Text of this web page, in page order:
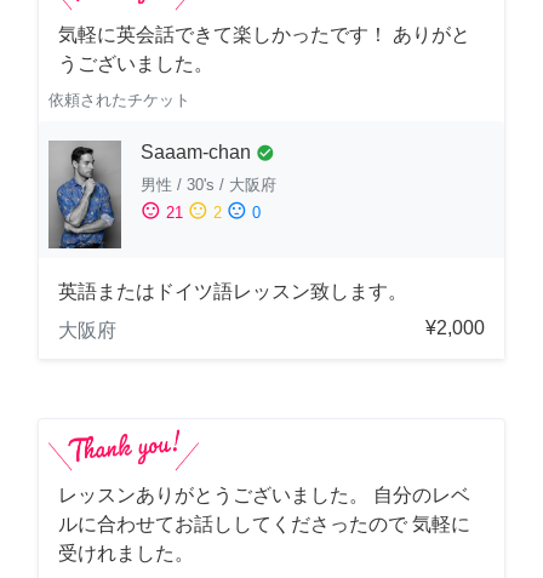
気軽に英会話できて楽しかったです！ ありがと
うございました。
依頼されたチケット
Saaam-chan check_circle
男性 / 30's / 大阪府
sentiment_satisfied 21 sentiment_neutral 2 sentiment_dissatisfied 0
英語またはドイツ語レッスン致します。
大阪府
¥2,000
レッスンありがとうございました。 自分のレベ
ルに合わせてお話ししてくださったので 気軽に
受けれました。